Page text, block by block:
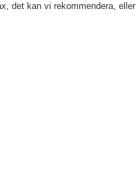
det kan vi rekommendera, eller